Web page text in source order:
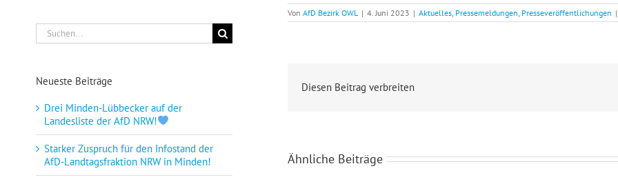
VonAfD Bezirk OWL | 4. Juni 2023 | Aktuelles Pressemeldungen Presseveröffentlichungen |
Diesen Beitrag verbreiten
Ähnliche Beiträge
Suche
nach:
Neueste Beiträge
Drei Minden-Lübbecker auf der
Landesliste der AfD NRW!
Starker Zuspruch für den Infostand der
AfD-Landtagsfraktion NRW in Minden!